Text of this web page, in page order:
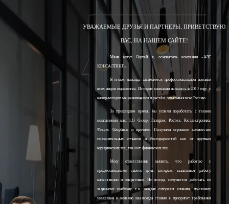
УВАЖАЕМЫЕ ДРУЗЬЯ И ПАРТНЕРЫ, ПРИВЕТСТВУЮ
ВАС, НА НАШЕМ САЙТЕ!
Меня зовут Сергей, я, основатель компании «АЛС
КОНСАЛТИНГ».
Я и моя команда занимаемся профессиональной оценкой
всех видов имущества. История компании началась в 2013 году, с
каждым годом мы развиваемся и растём, охватывая всю Россию.
За прошедшее время, мы успели поработать с такими
компаниями как: LG Group, Газпром, Ростех, Росэлектроника,
Финам, Сбербанк и прочими. Получили огромное количество
положительных отзывов и благодарностей как от крупных
юридических лиц, так и от физических лиц.
Могу ответственно заявить, что работаю с
профессионалами своего дела, которые, выполняют работу
качественно и оперативно. Ни всегда получается работать по
заданному шаблону, т.к. каждая ситуация клиента, по-своему
уникальна и конечно мы всегда ставим в приоритет требования